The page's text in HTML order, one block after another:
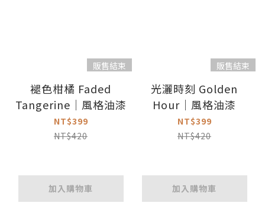
販售結束
褪色柑橘 Faded
Tangerine｜風格油漆
NT$399
NT$420
加入購物車
販售結束
光灑時刻 Golden
Hour｜風格油漆
NT$399
NT$420
加入購物車